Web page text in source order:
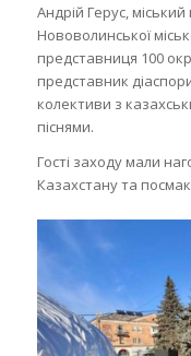
Андрій Герус,
Нововолинської
представниця 100
представник
колективи з
піснями.
Гості заходу мали
Казахстану та